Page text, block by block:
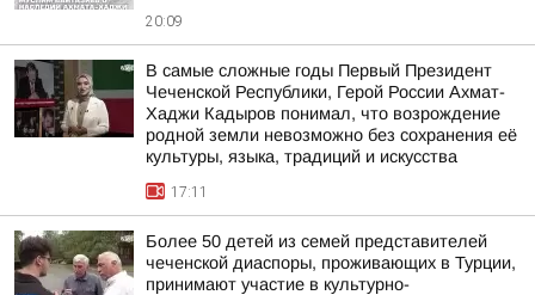
20:09
В самые сложные годы Первый Президент
Чеченской Республики, Герой России Ахмат-
Хаджи Кадыров понимал, что возрождение
родной земли невозможно без сохранения её
культуры, языка, традиций и искусства
17:11
Более 50 детей из семей представителей
чеченской диаспоры, проживающих в Турции,
принимают участие в культурно-